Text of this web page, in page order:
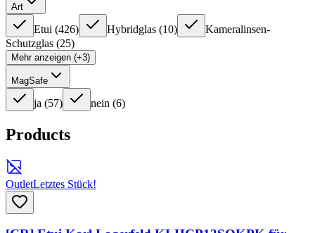
Art
Etui (426) Hybridglas (10)
Kameralinsen-
Schutzglas (25)
Mehr anzeigen (+3)
MagSafe
ja (57) nein (6)
Products
OutletLetztes Stück!